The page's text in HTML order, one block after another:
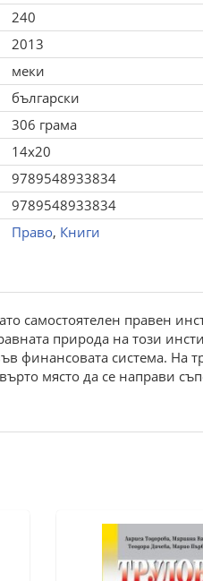
240
2013
меки
български
306 грама
14x20
9789548933834
9789548933834
Право, Книги
самостоятелен правен
природа на този
финансовата система. На
място да се направи